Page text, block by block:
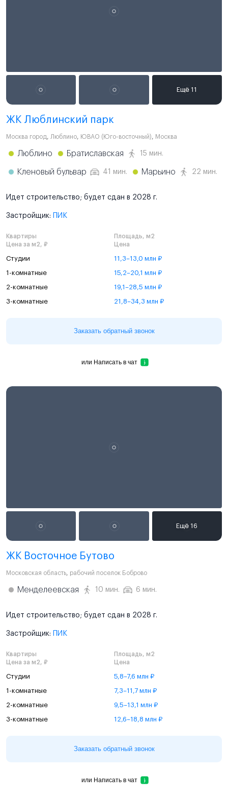
ЖК Люблинский парк
Москва город, Люблино, ЮВАО (Юго-восточный), Москва
Люблино Братиславская 15 мин.
Кленовый бульвар 41 мин. Марьино 22 мин.
Идет строительство; будет сдан в 2028 г.
Застройщик: ПИК
Квартиры
Площадь, м2
Цена за м2, ₽
Цена
Студии 11,3–13,0 млн ₽
1-комнатные 15,2–20,1 млн ₽
2-комнатные 19,1–28,5 млн ₽
3-комнатные 21,8–34,3 млн ₽
Заказать обратный звонок
или Написать в чат
ЖК Восточное Бутово
Московская область, рабочий поселок Боброво
Менделеевская 10 мин. 6 мин.
Идет строительство; будет сдан в 2028 г.
Застройщик: ПИК
Квартиры
Площадь, м2
Цена за м2, ₽
Цена
Студии 5,8–7,6 млн ₽
1-комнатные 7,3–11,7 млн ₽
2-комнатные 9,5–13,1 млн ₽
3-комнатные 12,6–18,8 млн ₽
Заказать обратный звонок
или Написать в чат